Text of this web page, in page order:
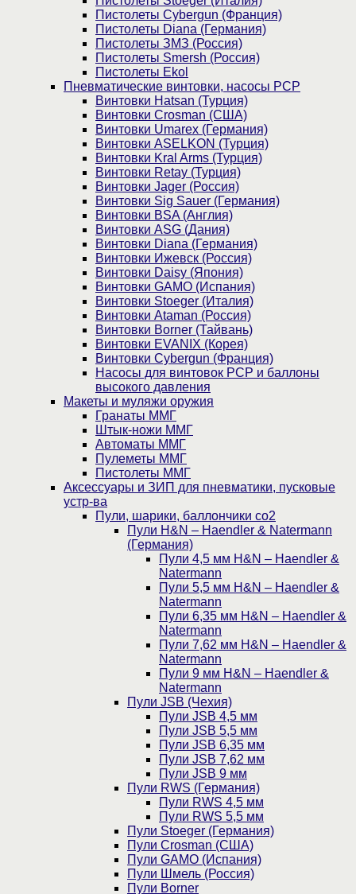
Пистолеты Cybergun (Франция)
Пистолеты Diana (Германия)
Пистолеты ЗМЗ (Россия)
Пистолеты Smersh (Россия)
Пистолеты Ekol
Пневматические винтовки, насосы PCP
Винтовки Hatsan (Турция)
Винтовки Crosman (США)
Винтовки Umarex (Германия)
Винтовки ASELKON (Турция)
Винтовки Kral Arms (Турция)
Винтовки Retay (Турция)
Винтовки Jager (Россия)
Винтовки Sig Sauer (Германия)
Винтовки BSA (Англия)
Винтовки ASG (Дания)
Винтовки Diana (Германия)
Винтовки Ижевск (Россия)
Винтовки Daisy (Япония)
Винтовки GAMO (Испания)
Винтовки Stoeger (Италия)
Винтовки Ataman (Россия)
Винтовки Borner (Тайвань)
Винтовки EVANIX (Корея)
Винтовки Cybergun (Франция)
Насосы для винтовок PCP и баллоны
высокого давления
Макеты и муляжи оружия
Гранаты ММГ
Штык-ножи ММГ
Автоматы ММГ
Пулеметы ММГ
Пистолеты ММГ
Аксессуары и ЗИП для пневматики, пусковые
устр-ва
Пули, шарики, баллончики со2
Пули H&N – Haendler & Natermann
(Германия)
Пули 4,5 мм H&N – Haendler &
Natermann
Пули 5,5 мм H&N – Haendler &
Natermann
Пули 6,35 мм H&N – Haendler &
Natermann
Пули 7,62 мм H&N – Haendler &
Natermann
Пули 9 мм H&N – Haendler &
Natermann
Пули JSB (Чехия)
Пули JSB 4,5 мм
Пули JSB 5,5 мм
Пули JSB 6,35 мм
Пули JSB 7,62 мм
Пули JSB 9 мм
Пули RWS (Германия)
Пули RWS 4,5 мм
Пули RWS 5,5 мм
Пули Stoeger (Германия)
Пули Crosman (США)
Пули GAMO (Испания)
Пули Шмель (Россия)
Пули Borner